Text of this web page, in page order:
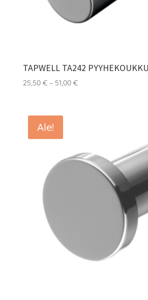
TAPWELL TA242
25,50 € – 51,00 €Hintaluokka:
Ale!